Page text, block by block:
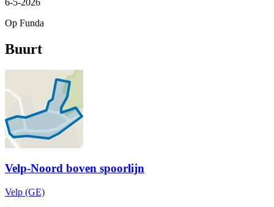
Op Funda
Buurt
Velp-Noord boven spoorlijn
Velp (GE)